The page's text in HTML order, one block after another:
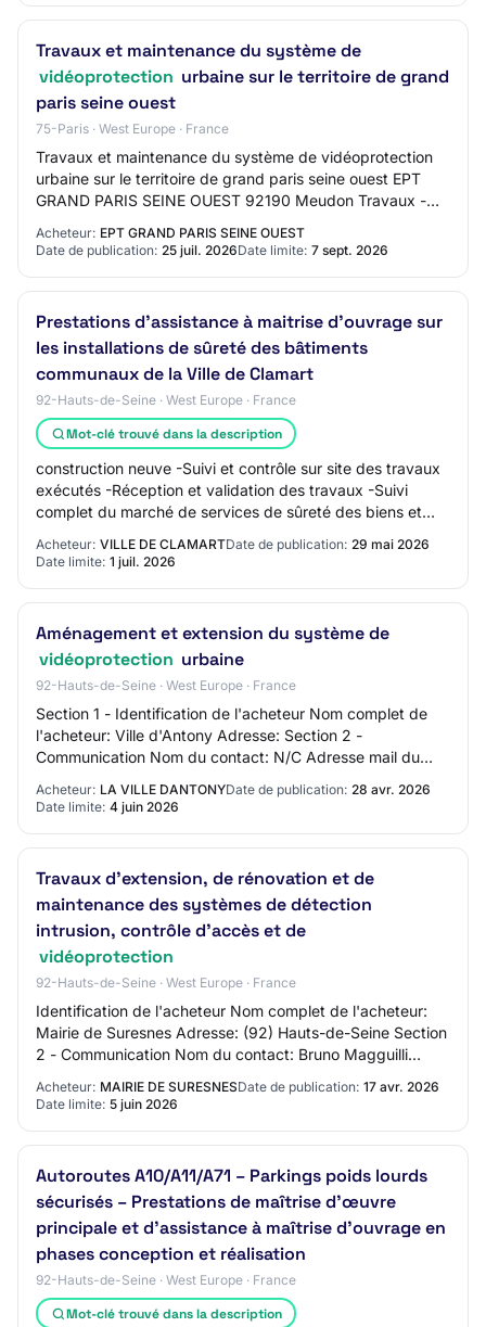
Travaux et maintenance du système de
vidéoprotection urbaine sur le territoire de grand
paris seine ouest
75-Paris · West Europe · France
Travaux et maintenance du système de vidéoprotection
urbaine sur le territoire de grand paris seine ouest EPT
GRAND PARIS SEINE OUEST 92190 Meudon Travaux -
Acheteur: EPT GRAND PARIS SEINE OUEST
Date de publication: 25 juil. 2026Date limite: 7 sept. 2026
Prestations d'assistance à maitrise d'ouvrage sur
les installations de sûreté des bâtiments
communaux de la Ville de Clamart
92-Hauts-de-Seine · West Europe · France
Mot-clé trouvé dans la description
construction neuve -Suivi et contrôle sur site des travaux
exécutés -Réception et validation des travaux -Suivi
complet du marché de services de sûreté des biens et
Acheteur: VILLE DE CLAMARTDate de publication: 29 mai 2026
Date limite: 1 juil. 2026
Aménagement et extension du système de
vidéoprotection urbaine
92-Hauts-de-Seine · West Europe · France
Section 1 - Identification de l'acheteur Nom complet de
l'acheteur: Ville d'Antony Adresse: Section 2 -
Communication Nom du contact: N/C Adresse mail du
Acheteur: LA VILLE DANTONYDate de publication: 28 avr. 2026
Date limite: 4 juin 2026
Travaux d’extension, de rénovation et de
maintenance des systèmes de détection
intrusion, contrôle d’accès et de
vidéoprotection
92-Hauts-de-Seine · West Europe · France
Identification de l'acheteur Nom complet de l'acheteur:
Mairie de Suresnes Adresse: (92) Hauts-de-Seine Section
2 - Communication Nom du contact: Bruno Magguilli
Acheteur: MAIRIE DE SURESNESDate de publication: 17 avr. 2026
Date limite: 5 juin 2026
Autoroutes A10/A11/A71 – Parkings poids lourds
sécurisés – Prestations de maîtrise d’œuvre
principale et d’assistance à maîtrise d’ouvrage en
phases conception et réalisation
92-Hauts-de-Seine · West Europe · France
Mot-clé trouvé dans la description